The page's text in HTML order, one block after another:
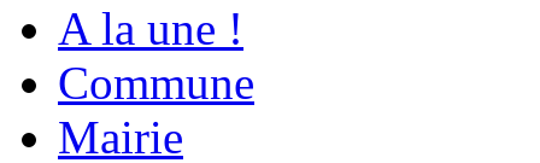
A la une !
Commune
Mairie